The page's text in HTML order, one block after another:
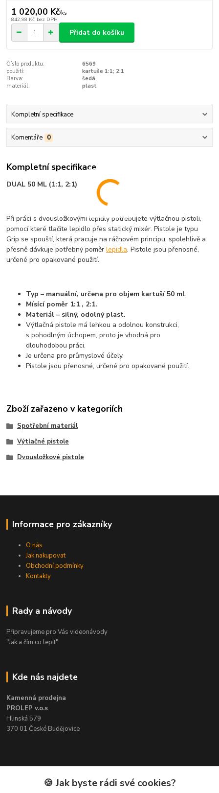
1 020,00 Kč/ks
842,98 Kč bez DPH
Přidat do košíku
Číslo produktu:
6569
použití:
kartuše 1:1; 2:1
Barva:
šedá
materiál:
plast
Kompletní specifikace
Komentáře 0
Kompletní specifikace
DUAL 50 ML (1:1, 2:1)
Při práci s dvousložkovými lepidly potřebujete výtlačnou pistoli,
pomocí které tlačíte lepidlo přes statický mixér. Pistole je typu
Grip se spouští, která pracuje na ráčnovém principu, spolehlivě a
přesně dávkuje potřebný poměrlepidla. Pistole jsou přenosné,
určené pro opakované použití.
Typ – manuální, určena pro objem kartuší 50 ml.
Mísící poměr 1:1 , 2:1.
Materiál – silný, odolný plast.
Výtlačná pistole má lehkou a odolnou konstrukci,
s pohodlným úchopem, proto je vhodná pro
dlouhodobou práci.
Je určena pro průmyslové účely.
Pistole jsou přenosné, určené pro opakované použití.
Zboží zařazeno v kategoriích
Spotřební materiál
Výtlačné pistole
Dvousložkové pistole
Informace pro zákazníky
O nás
Jak nakupovat
Obchodní podmínky
Kontakty
Rady a návody
Připravujeme pro Vás videonávody
"Jak a čím co lepit"
Kde nás najdete
Kamenná prodejna
PROLEP v.o.s
Hlinská 579
370 01 České Budějovice
Kontakt🍪 Jak byste rádi své cookies?